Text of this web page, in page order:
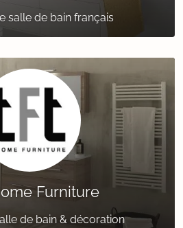
salle de bain français
Furniture
de bain & décoration